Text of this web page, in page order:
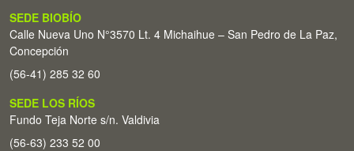
SEDE BIOBÍO
Calle Nueva Uno N°3570 Lt. 4 Michaihue – San Pedro de La Paz,
Concepción
(56-41) 285 32 60
SEDE LOS RÍOS
Fundo Teja Norte s/n. Valdivia
(56-63) 233 52 00